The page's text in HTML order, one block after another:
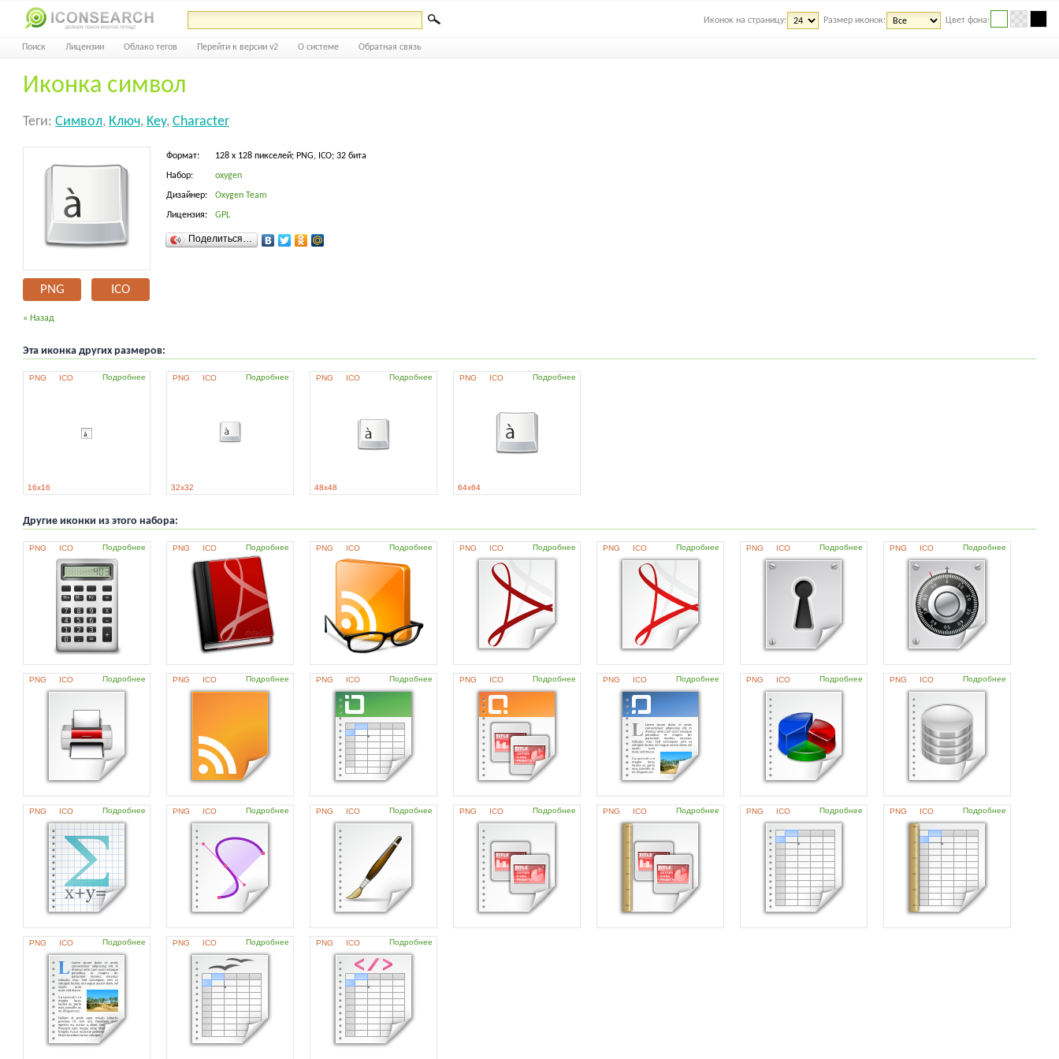
Иконок на страницу: Размер иконок: Цвет фона:
Поиск Лицензии Облако тегов Перейти к версии v2 О системе Обратная связь
Иконка символ
Теги: Символ, Ключ, Key, Character
PNG ICO
Формат: 128 x 128 пикселей; PNG, ICO; 32 бита
Набор: oxygen
Дизайнер: Oxygen Team
Лицензия: GPL
Поделиться…
« Назад
Эта иконка других размеров:
PNG ICO Подробнее
16x16
PNG ICO Подробнее
32x32
PNG ICO Подробнее
48x48
PNG ICO Подробнее
64x64
Другие иконки из этого набора:
PNG ICO Подробнее PNG ICO Подробнее PNG ICO Подробнее PNG ICO Подробнее PNG ICO Подробнее PNG ICO Подробнее PNG ICO Подробнее
PNG ICO Подробнее PNG ICO Подробнее PNG ICO Подробнее PNG ICO Подробнее PNG ICO Подробнее PNG ICO Подробнее PNG ICO Подробнее
PNG ICO Подробнее PNG ICO Подробнее PNG ICO Подробнее PNG ICO Подробнее PNG ICO Подробнее PNG ICO Подробнее PNG ICO Подробнее
PNG ICO Подробнее PNG ICO Подробнее PNG ICO Подробнее